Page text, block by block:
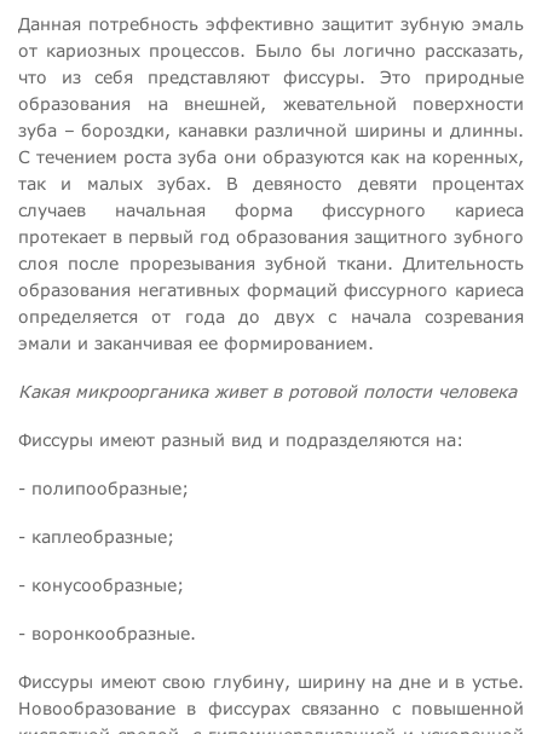
Данная потребность эффективно защитит зубную эмаль
от кариозных процессов. Было бы логично рассказать,
что из себя представляют фиссуры. Это природные
образования на внешней, жевательной поверхности
зуба – бороздки, канавки различной ширины и длинны.
С течением роста зуба они образуются как на коренных,
так и малых зубах. В девяносто девяти процентах
случаев начальная форма фиссурного кариеса
протекает в первый год образования защитного зубного
слоя после прорезывания зубной ткани. Длительность
образования негативных формаций фиссурного кариеса
определяется от года до двух с начала созревания
эмали и заканчивая ее формированием.
Какая микроорганика живет в ротовой полости человека
Фиссуры имеют разный вид и подразделяются на:
- полипообразные;
- каплеобразные;
- конусообразные;
- воронкообразные.
Фиссуры имеют свою глубину, ширину на дне и в устье.
Новообразование в фиссурах связанно с повышенной